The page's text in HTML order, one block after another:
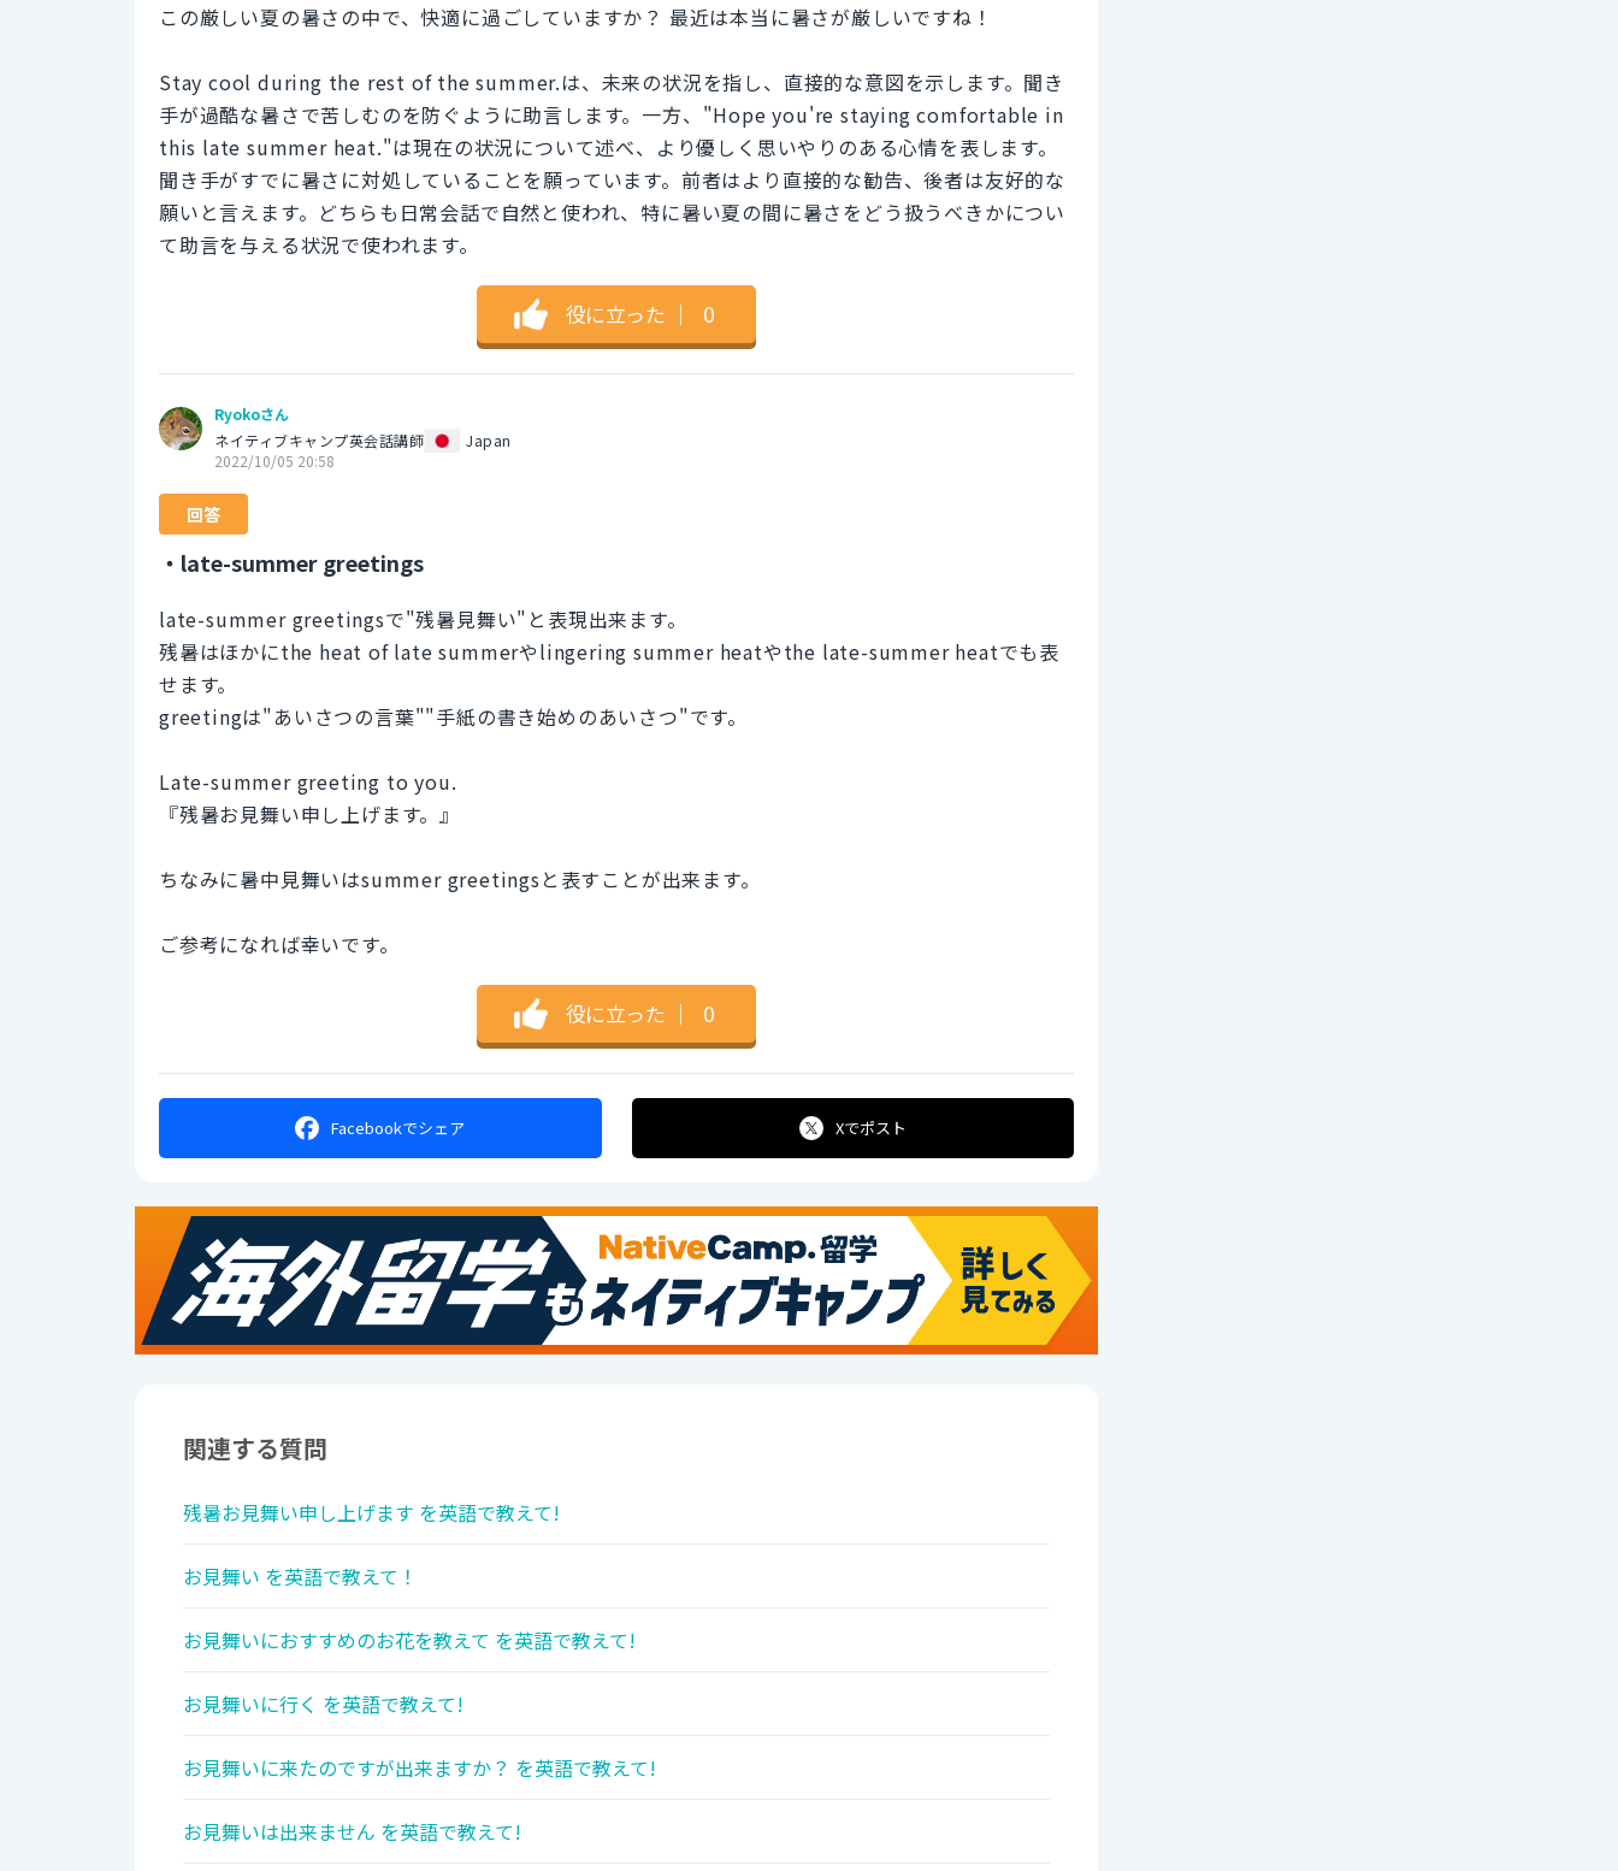
この厳しい夏の暑さの中で、快適に過ごしていますか？ 最近は本当に暑さが厳しいですね！
Stay cool during the rest of the summer.は、未来の状況を指し、直接的な意図を示します。聞き
手が過酷な暑さで苦しむのを防ぐように助言します。一方、"Hope you're staying comfortable in
this late summer heat."は現在の状況について述べ、より優しく思いやりのある心情を表します。
聞き手がすでに暑さに対処していることを願っています。前者はより直接的な勧告、後者は友好的な
願いと言えます。どちらも日常会話で自然と使われ、特に暑い夏の間に暑さをどう扱うべきかについ
て助言を与える状況で使われます。
役に立った ｜ 0
Ryokoさん
ネイティブキャンプ英会話講師
Japan
2022/10/05 20:58
回答
・late-summer greetings
late-summer greetingsで"残暑見舞い"と表現出来ます。
残暑はほかにthe heat of late summerやlingering summer heatやthe late-summer heatでも表
せます。
greetingは"あいさつの言葉""手紙の書き始めのあいさつ"です。
Late-summer greeting to you.
『残暑お見舞い申し上げます。』
ちなみに暑中見舞いはsummer greetingsと表すことが出来ます。
ご参考になれば幸いです。
役に立った ｜ 0
Facebookでシェア Xでポスト
関連する質問
残暑お見舞い申し上げます を英語で教えて!
お見舞い を英語で教えて！
お見舞いにおすすめのお花を教えて を英語で教えて!
お見舞いに行く を英語で教えて!
お見舞いに来たのですが出来ますか？ を英語で教えて!
お見舞いは出来ません を英語で教えて!